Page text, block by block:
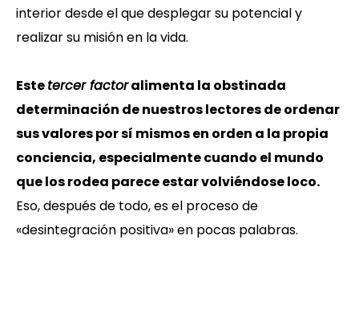
interior desde el que desplegar su potencial y
realizar su misión en la vida.
Estetercer factoralimenta la obstinada
determinación de nuestros lectores de ordenar
sus valores por sí mismos en orden a la propia
conciencia, especialmente cuando el mundo
que los rodea parece estar volviéndose loco.
Eso, después de todo, es el proceso de
«desintegración positiva» en pocas palabras.